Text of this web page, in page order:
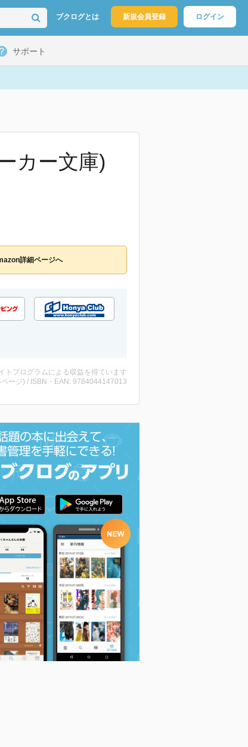
ブクログとは 新規会員登録 ログイン
サポート
カー文庫)
詳細ページへ
トプログラムによる収益を得ています
ージ) / ISBN・EAN: 9784044147013